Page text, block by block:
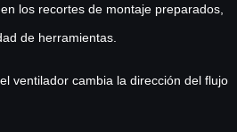
los recortes de montaje preparados,
de herramientas.
ventilador cambia la dirección del flujo